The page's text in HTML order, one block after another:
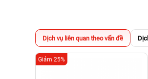
Dịch vụ liên quan theo vấn đề
Giảm 25%